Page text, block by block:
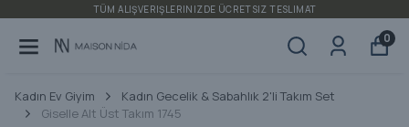
TÜM ALIŞVERIŞLERINIZDE ÜCRETSIZ TESLIMAT
0
Kadın Ev Giyim
Kadın Gecelik & Sabahlık 2'li Takım Set
Giselle Alt Üst Takım 1745